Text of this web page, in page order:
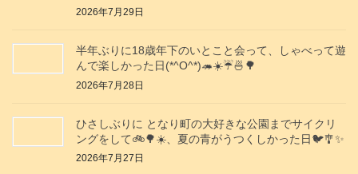
2026年7月29日
半年ぶりに18歳年下のいとこと会って、しゃべって遊
んで楽しかった日(*^O^*)🦔☀️☔🍜🌳
2026年7月28日
ひさしぶりに となり町の大好きな公園までサイクリ
ングをして🚲️🌳☀️、夏の青がうつくしかった日🐦️🎐✨️
2026年7月27日